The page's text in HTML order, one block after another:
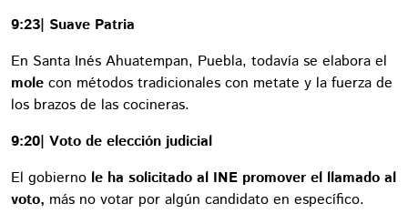
9:23| Suave Patria
En Santa Inés Ahuatempan, Puebla, todavía se elabora el
mole con métodos tradicionales con metate y la fuerza de
los brazos de las cocineras.
9:20| Voto de elección judicial
El gobierno le ha solicitado al INE promover el llamado al
voto, más no votar por algún candidato en específico.